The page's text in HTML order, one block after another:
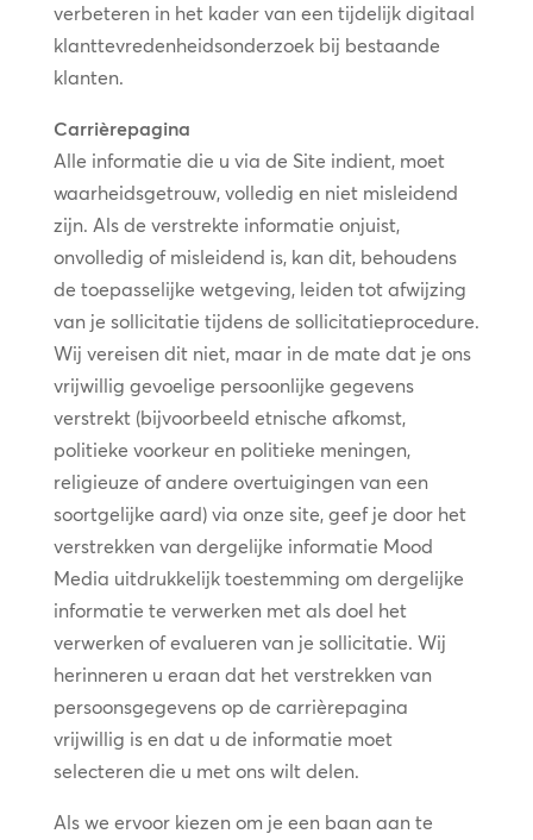
verbeteren in het kader van een tijdelijk digitaal
klanttevredenheidsonderzoek bij bestaande
klanten.
Carrièrepagina
Alle informatie die u via de Site indient, moet
waarheidsgetrouw, volledig en niet misleidend
zijn. Als de verstrekte informatie onjuist,
onvolledig of misleidend is, kan dit, behoudens
de toepasselijke wetgeving, leiden tot afwijzing
van je sollicitatie tijdens de sollicitatieprocedure.
Wij vereisen dit niet, maar in de mate dat je ons
vrijwillig gevoelige persoonlijke gegevens
verstrekt (bijvoorbeeld etnische afkomst,
politieke voorkeur en politieke meningen,
religieuze of andere overtuigingen van een
soortgelijke aard) via onze site, geef je door het
verstrekken van dergelijke informatie Mood
Media uitdrukkelijk toestemming om dergelijke
informatie te verwerken met als doel het
verwerken of evalueren van je sollicitatie. Wij
herinneren u eraan dat het verstrekken van
persoonsgegevens op de carrièrepagina
vrijwillig is en dat u de informatie moet
selecteren die u met ons wilt delen.
Als we ervoor kiezen om je een baan aan te